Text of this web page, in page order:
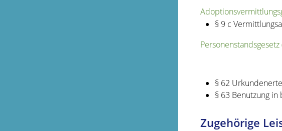
§ 9 c
Personenstandsgesetz
§ 62
§ 63 Benutzung
Zugehörige